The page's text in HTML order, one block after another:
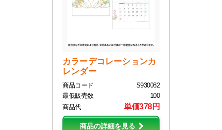
カラーデコレーションカ
レンダー
商品コード
S930082
最低販売数
100
商品代
単価378円
商品の詳細を見る